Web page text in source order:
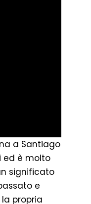
a Santiago
ed è molto
significato
e
propria